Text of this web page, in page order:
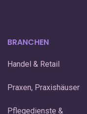
BRANCHEN
Handel & Retail
Praxen, Praxishäuser
Pflegedienste &